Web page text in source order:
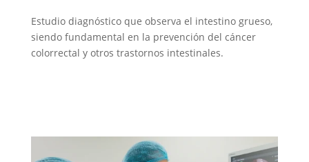
Estudio diagnóstico que observa el intestino grueso,
siendo fundamental en la prevención del cáncer
colorrectal y otros trastornos intestinales.